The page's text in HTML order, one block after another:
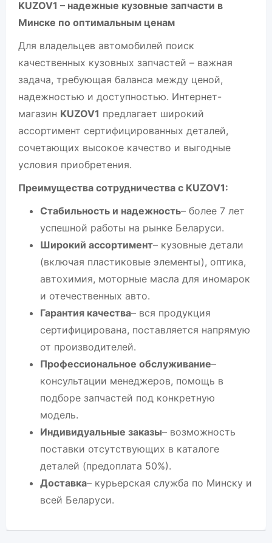
KUZOV1 – надежные кузовные запчасти в
Минске по оптимальным ценам
Для владельцев автомобилей поиск
качественных кузовных запчастей – важная
задача, требующая баланса между ценой,
надежностью и доступностью. Интернет-
магазин KUZOV1 предлагает широкий
ассортимент сертифицированных деталей,
сочетающих высокое качество и выгодные
условия приобретения.
Преимущества сотрудничества с KUZOV1:
Стабильность и надежность– более 7 лет
успешной работы на рынке Беларуси.
Широкий ассортимент– кузовные детали
(включая пластиковые элементы), оптика,
автохимия, моторные масла для иномарок
и отечественных авто.
Гарантия качества– вся продукция
сертифицирована, поставляется напрямую
от производителей.
Профессиональное обслуживание–
консультации менеджеров, помощь в
подборе запчастей под конкретную
модель.
Индивидуальные заказы– возможность
поставки отсутствующих в каталоге
деталей (предоплата 50%).
Доставка– курьерская служба по Минску и
всей Беларуси.